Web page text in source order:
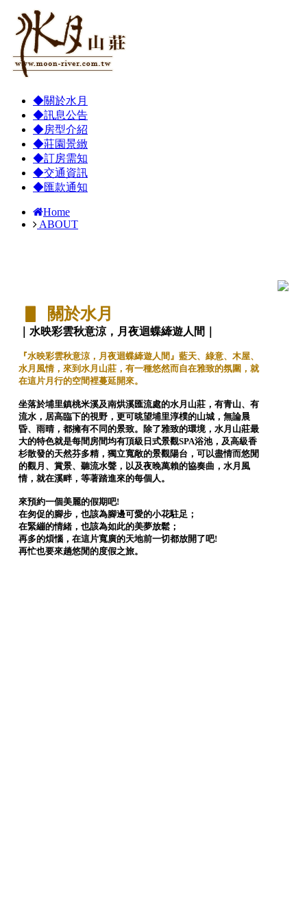
◆關於水月
◆訊息公告
◆房型介紹
◆莊園景緻
◆訂房需知
◆交通資訊
◆匯款通知
Home
ABOUT
▋ 關於水月
｜水映彩雲秋意涼，月夜迴蝶縴遊人間｜
『水映彩雲秋意涼，月夜迴蝶縴遊人間』藍天、綠意、木屋、
水月風情，來到水月山莊，有一種悠然而自在雅致的氛圍，就
在這片月行的空間裡蔓延開來。
坐落於埔里鎮桃米溪及南烘溪匯流處的水月山莊，有青山、有
流水，居高臨下的視野，更可晀望埔里淳樸的山城，無論晨
昏、雨晴，都擁有不同的景致。除了雅致的環境，水月山莊最
大的特色就是每間房間均有頂級日式景觀SPA浴池，及高級香
杉散發的天然芬多精，獨立寬敞的景觀陽台，可以盡情而悠閒
的觀月、賞景、聽流水聲，以及夜晚萬賴的協奏曲，水月風
情，就在溪畔，等著踏進來的每個人。
來預約一個美麗的假期吧!
在匆促的腳步，也該為腳邊可愛的小花駐足；
在緊繃的情緒，也該為如此的美夢放鬆；
再多的煩惱，在這片寬廣的天地前一切都放開了吧!
再忙也要來趟悠閒的度假之旅。